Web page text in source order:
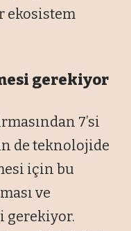
ekosistem
gerekiyor
7’si
de teknolojide
için bu
ve
gerekiyor.